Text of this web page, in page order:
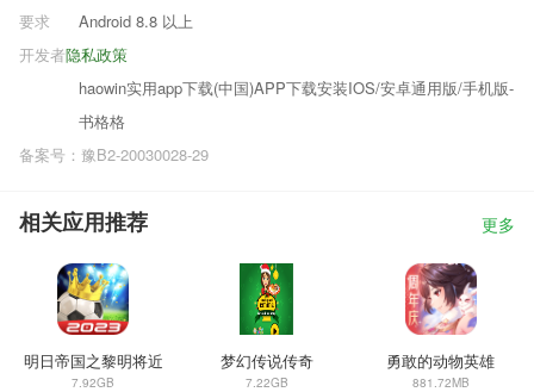
要求
Android 8.8 以上
隐私政策
开发者
haowin实用app下载(中国)APP下载安装IOS/安卓通用版/手机版-
书格格
备案号：豫B2-20030028-29
相关应用推荐 更多
明日帝国之黎明将近
7.92GB
梦幻传说传奇
7.22GB
勇敢的动物英雄
881.72MB